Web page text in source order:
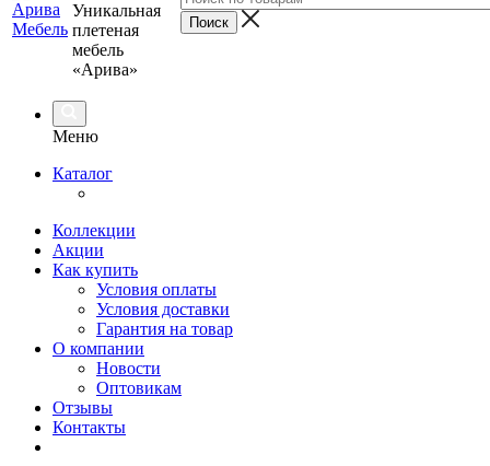
Уникальная
плетеная
мебель
«Арива»
Меню
Каталог
Коллекции
Акции
Как купить
Условия оплаты
Условия доставки
Гарантия на товар
О компании
Новости
Оптовикам
Отзывы
Контакты